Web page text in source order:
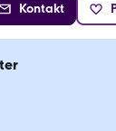
Kontakt